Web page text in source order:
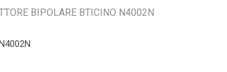
BIPOLARE BTICINO N4002N